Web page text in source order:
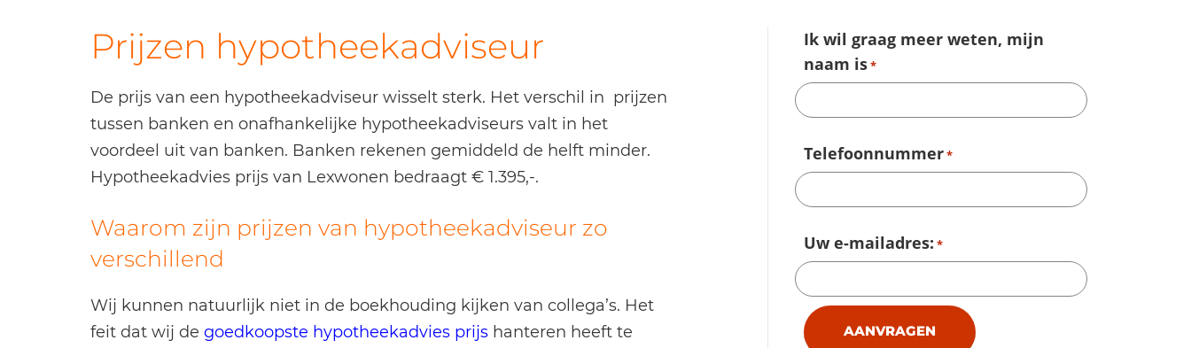
Prijzen hypotheekadviseur
De prijs van een hypotheekadviseur wisselt sterk. Het verschil in prijzen
tussen banken en onafhankelijke hypotheekadviseurs valt in het
voordeel uit van banken. Banken rekenen gemiddeld de helft minder.
Hypotheekadvies prijs van Lexwonen bedraagt € 1.395,-.
Waarom zijn prijzen van hypotheekadviseur zo
verschillend
Wij kunnen natuurlijk niet in de boekhouding kijken van collega’s. Het
feit dat wij de goedkoopste hypotheekadvies prijs hanteren heeft te
Ik wil graag meer weten, mijn
naam is*
Telefoonnummer*
Uw e-mailadres: *